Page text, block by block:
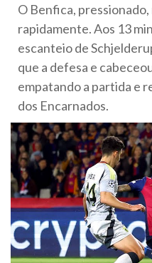
O Benfica,
rapidamente. Aos 13
escanteio de
que a defesa e
empatando a partida e
dos Encarnados.